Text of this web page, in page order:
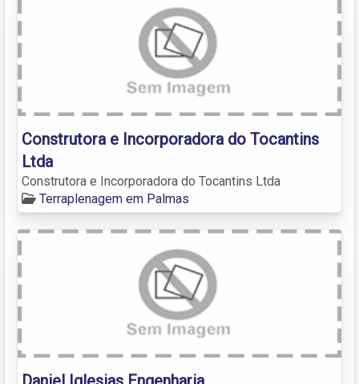
Construtora e Incorporadora do Tocantins
Ltda
Construtora e Incorporadora do Tocantins Ltda
Terraplenagem em Palmas